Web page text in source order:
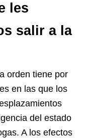
les
salir a la
orden tiene por
en las que los
del estado
A los efectos